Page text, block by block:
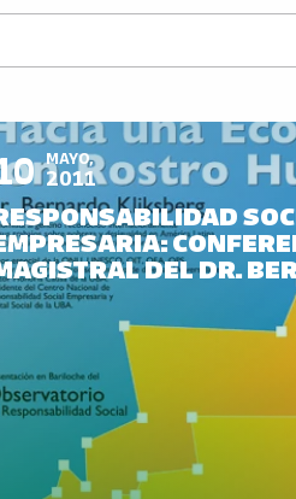
MAYO,
2011
DEL DR.